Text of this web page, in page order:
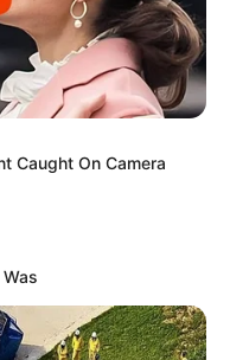
Caught On Camera